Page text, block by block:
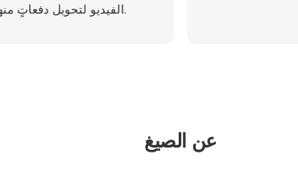
الفيديو لتحويل دفعاتٍ منها.
عن الصيغ